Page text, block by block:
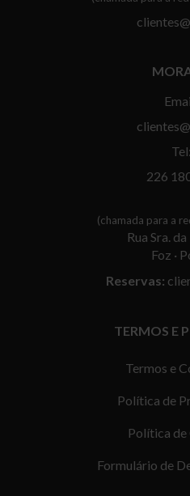
Tel:
226
(chamada para a
Rua Sra.
Foz ·
Reservas:
TERMOS E
Termos e
Política de
Política de
Formulário de